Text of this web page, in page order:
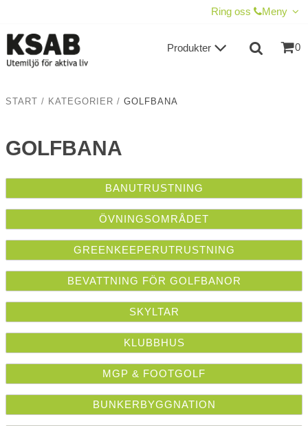
Ring oss Meny
0
Produkter
START / KATEGORIER / GOLFBANA
GOLFBANA
BANUTRUSTNING
ÖVNINGSOMRÅDET
GREENKEEPERUTRUSTNING
BEVATTNING FÖR GOLFBANOR
SKYLTAR
KLUBBHUS
MGP & FOOTGOLF
BUNKERBYGGNATION
TILL KASSAN